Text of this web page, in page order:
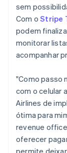
sem
Com oStripe
podem
monitorar
acompanhar
"Como passo
com o celular
Airlines de
ótima para
revenue
oferecer
permite
Italiano
Japão
日本語
Letônia
English
Lituânia
English
Français
Malásia
English 简体
Malta